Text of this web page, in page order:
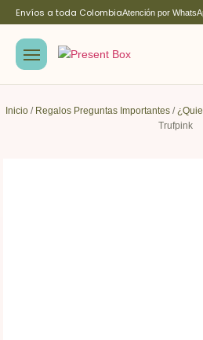
Envíos a toda ColombiaAtención por
Inicio / Regalos Preguntas Importantes /
Trufpink